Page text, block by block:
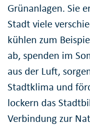
Grünanlagen. Sie
Stadt viele
kühlen zum
ab, spenden im
aus der Luft,
Stadtklima und
lockern das
Verbindung zur